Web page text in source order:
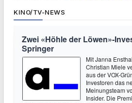
KINO/TV-NEWS
Zwei «Höhle der Löwen»-
Springer
Mit Janna
Christian Miele
aus der VOX-
Investoren das
Meinungsteam
Insider. Die